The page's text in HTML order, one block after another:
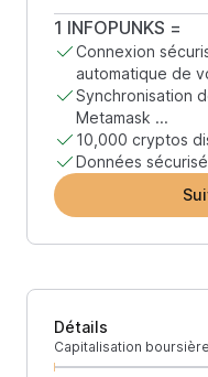
1 INFOPUNKS =
Connexion
automatique de
Synchronisation
Metamask ...
10,000 cryptos
Données
Détails
Capitalisation boursière